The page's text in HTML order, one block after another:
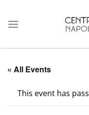
content
« All Events
This event has